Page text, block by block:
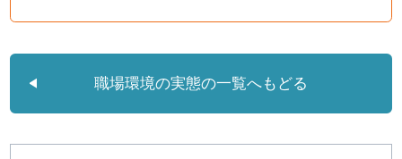
職場環境の実態の一覧へもどる